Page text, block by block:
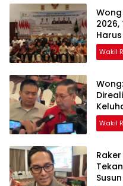
Wong
2026,
Wakil
Wakil